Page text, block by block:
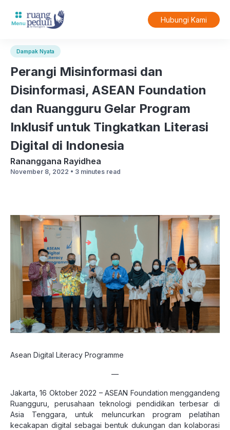
Hubungi Kami
Dampak Nyata
Perangi Misinformasi dan
Disinformasi, ASEAN Foundation
dan Ruangguru Gelar Program
Inklusif untuk Tingkatkan Literasi
Digital di Indonesia
Rananggana Rayidhea
November 8, 2022 • 3 minutes read
Asean Digital Literacy Programme
—
Jakarta, 16 Oktober 2022 – ASEAN Foundation menggandeng
Ruangguru, perusahaan teknologi pendidikan terbesar di
Asia Tenggara, untuk meluncurkan program pelatihan
kecakapan digital sebagai bentuk dukungan dan kolaborasi